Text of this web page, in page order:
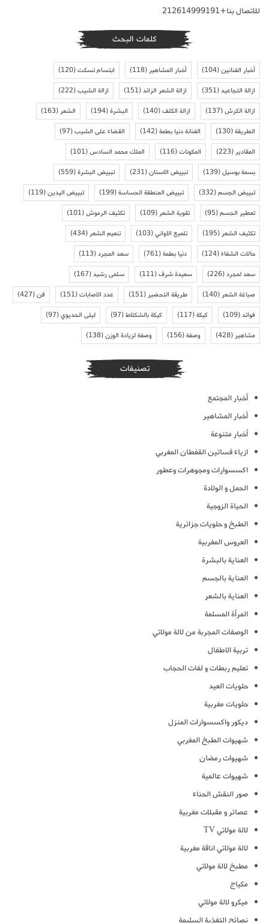
للاتصال بنا+212614999191
كلمات البحث
أخبار الفنانين(104) أخبار المشاهير(118) ابتسام تسكت(120)
ازالة التجاعيد(351) ازالة الشعر الزائد(151) ازالة الشيب(222)
ازالة الكرش(137) ازالة الكلف(140) البشرة(194) الشعر(163)
الطريقة(130) الفنانة دنيا بطمة(142) القضاء على الشيب(97)
المقادير(223) المكونات(116) الملك محمد السادس(101)
بسمة بوسيل(139) تبييض الاسنان(231) تبييض البشرة(559)
تبييض الجسم(332) تبييض المنطقة الحساسة(199) تبييض اليدين(119)
تعطير الجسم(95) تقوية الشعر(109) تكثيف الرموش(101)
تكثيف الشعر(195) تلميع الاواني(103) تنعيم الشعر(434)
حالات الشفاء(124) دنيا بطمة(761) سعد المجرد(113)
سعد لمجرد(226) سعيدة شرف(111) سلمى رشيد(167)
صباغة الشعر(140) طريقة التحضير(151) عدد الاصابات(151) فن(427)
فوائد(109) كيكة(117) كيكة بالشكلاط(97) ليلى الحديوي(97)
مشاهير(428) وصفة(156) وصفة لزيادة الوزن(138)
تصنيفات
أخبار المجتمع
أخبار المشاهير
أخبار متنوعة
ازياء فساتين القفطان المغربي
اكسسوارات ومجوهرات وعطور
الحمل و الولادة
الحياة الزوجية
الطبخ و حلويات جزائرية
العروس المغربية
العناية بالبشرة
العناية بالجسم
العناية بالشعر
المرأة المسلمة
الوصفات المجربة من لالة مولاتي
تربية الاطفال
تعليم ربطات و لفات الحجاب
حلويات العيد
حلويات مغربية
ديكور واكسسوارات المنزل
شهيوات الطبخ المغربي
شهيوات رمضان
شهيوات عالمية
صور النقش الحناء
عصائر و مقبلات مغربية
لالة مولاتي TV
لالة مولاتي اناقة مغربية
مطبخ لالة مولاتي
مكياج
ميكرو لالة مولاتي
نصائح التغذية السليمة